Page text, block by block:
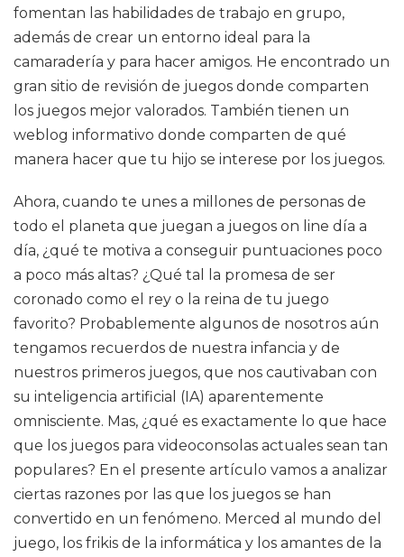
fomentan las habilidades de trabajo en grupo,
además de crear un entorno ideal para la
camaradería y para hacer amigos. He encontrado un
gran sitio de revisión de juegos donde comparten
los juegos mejor valorados. También tienen un
weblog informativo donde comparten de qué
manera hacer que tu hijo se interese por los juegos.
Ahora, cuando te unes a millones de personas de
todo el planeta que juegan a juegos on line día a
día, ¿qué te motiva a conseguir puntuaciones poco
a poco más altas? ¿Qué tal la promesa de ser
coronado como el rey o la reina de tu juego
favorito? Probablemente algunos de nosotros aún
tengamos recuerdos de nuestra infancia y de
nuestros primeros juegos, que nos cautivaban con
su inteligencia artificial (IA) aparentemente
omnisciente. Mas, ¿qué es exactamente lo que hace
que los juegos para videoconsolas actuales sean tan
populares? En el presente artículo vamos a analizar
ciertas razones por las que los juegos se han
convertido en un fenómeno. Merced al mundo del
juego, los frikis de la informática y los amantes de la